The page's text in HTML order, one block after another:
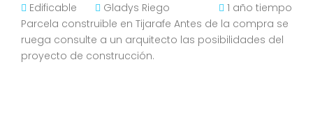
Edificable
Gladys Riego
1 año tiempo
Parcela construible en Tijarafe Antes de la compra se
ruega consulte a un arquitecto las posibilidades del
proyecto de construcción.